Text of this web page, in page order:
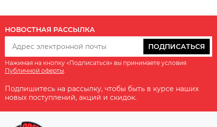
НОВОСТНАЯ РАССЫЛКА
ПОДПИСАТЬСЯ
Нажимая на кнопку «Подписаться» вы принимаете условия
Публичной оферты
Подпишитесь на рассылку, чтобы быть в курсе наших
новых поступлений, акций и скидок.